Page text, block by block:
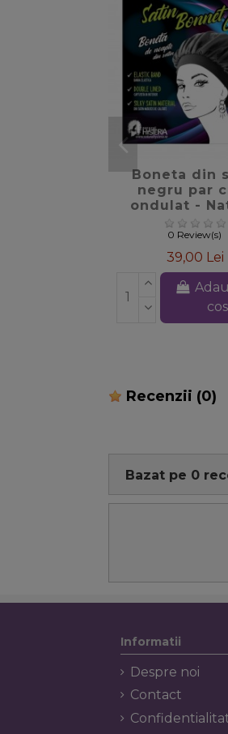
Boneta din
negru par
ondulat -
Hysteria
0 Review(s)
39,00 Lei
cos
Recenzii (0)
Bazat pe 0
Informatii
Despre noi
Contact